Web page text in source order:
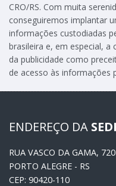
CRO/RS. Com muita
conseguiremos implantar
informações custodiadas
brasileira e, em especial, a
da publicidade como
de acesso às informações
ENDEREÇO DA
RUA VASCO DA GAMA, 720
PORTO ALEGRE - RS
CEP: 90420-110